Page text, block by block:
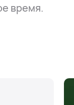
время.